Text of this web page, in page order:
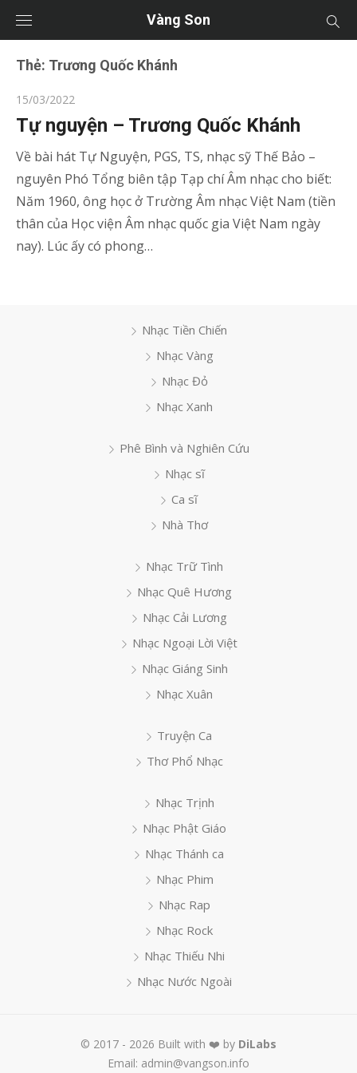
Vàng Son
Thẻ: Trương Quốc Khánh
Posted
on
15/03/2022
Tự nguyện – Trương Quốc Khánh
Về bài hát Tự Nguyện, PGS, TS, nhạc sỹ Thế Bảo –
nguyên Phó Tổng biên tập Tạp chí Âm nhạc cho biết:
Năm 1960, ông học ở Trường Âm nhạc Việt Nam (tiền
thân của Học viện Âm nhạc quốc gia Việt Nam ngày
nay). Lúc ấy có phong…
Nhạc Tiền Chiến
Nhạc Vàng
Nhạc Đỏ
Nhạc Xanh
Phê Bình và Nghiên Cứu
Nhạc sĩ
Ca sĩ
Nhà Thơ
Nhạc Trữ Tình
Nhạc Quê Hương
Nhạc Cải Lương
Nhạc Ngoại Lời Việt
Nhạc Giáng Sinh
Nhạc Xuân
Truyện Ca
Thơ Phổ Nhạc
Nhạc Trịnh
Nhạc Phật Giáo
Nhạc Thánh ca
Nhạc Phim
Nhạc Rap
Nhạc Rock
Nhạc Thiếu Nhi
Nhạc Nước Ngoài
© 2017 - 2026 Built with ❤️ by DiLabs
Email: admin@vangson.info